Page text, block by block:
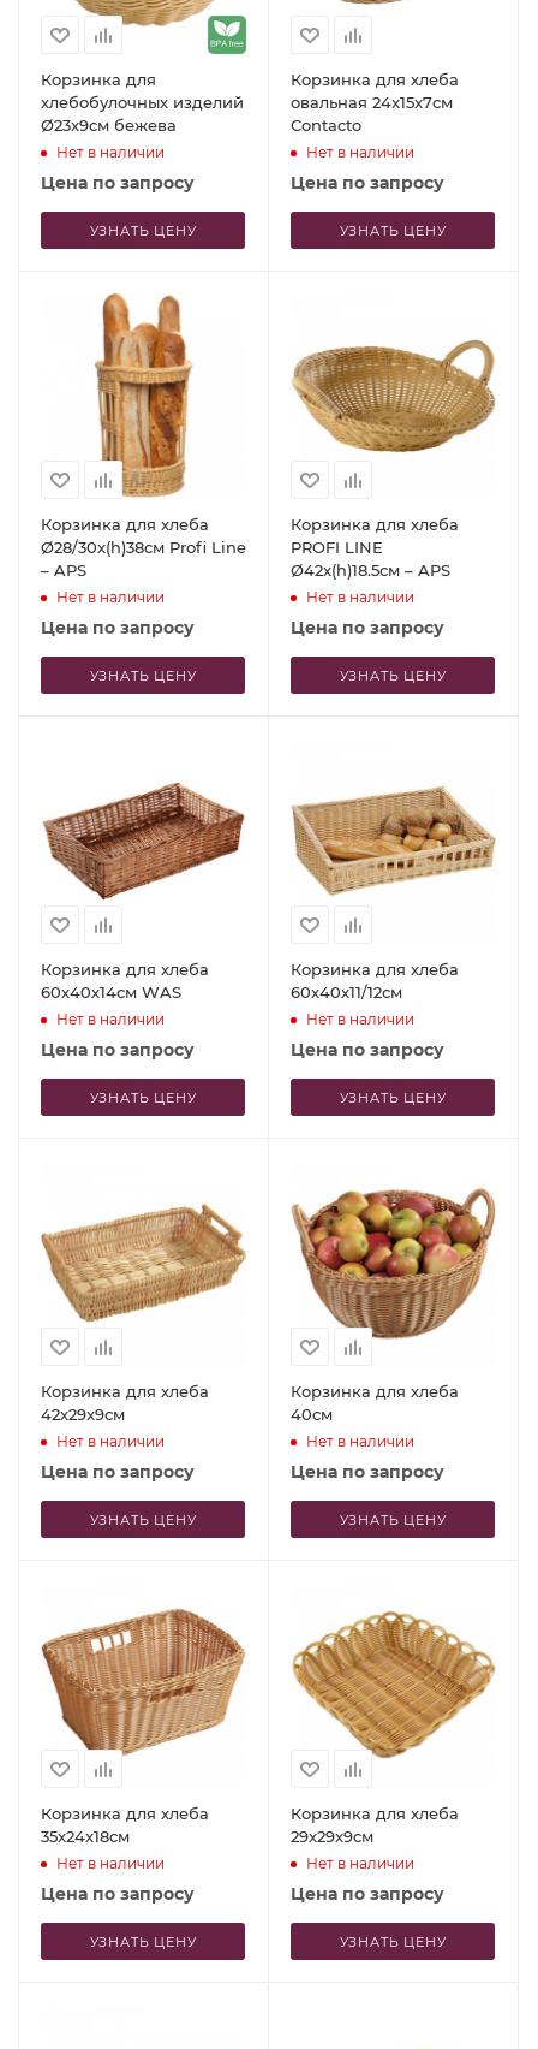
Корзинка для
хлебобулочных изделий
Ø23x9см бежева
Нет в наличии
Цена по запросу
УЗНАТЬ ЦЕНУ
Корзинка для хлеба
овальная 24x15x7см
Contacto
Нет в наличии
Цена по запросу
УЗНАТЬ ЦЕНУ
Корзинка для хлеба
Ø28/30x(h)38см Profi Line
– APS
Нет в наличии
Цена по запросу
УЗНАТЬ ЦЕНУ
Корзинка для хлеба
PROFI LINE
Ø42x(h)18.5см – APS
Нет в наличии
Цена по запросу
УЗНАТЬ ЦЕНУ
Корзинка для хлеба
60x40x14см WAS
Нет в наличии
Цена по запросу
УЗНАТЬ ЦЕНУ
Корзинка для хлеба
60x40x11/12см
Нет в наличии
Цена по запросу
УЗНАТЬ ЦЕНУ
Корзинка для хлеба
42x29x9см
Нет в наличии
Цена по запросу
УЗНАТЬ ЦЕНУ
Корзинка для хлеба
40см
Нет в наличии
Цена по запросу
УЗНАТЬ ЦЕНУ
Корзинка для хлеба
35x24x18см
Нет в наличии
Цена по запросу
УЗНАТЬ ЦЕНУ
Корзинка для хлеба
29x29x9см
Нет в наличии
Цена по запросу
УЗНАТЬ ЦЕНУ